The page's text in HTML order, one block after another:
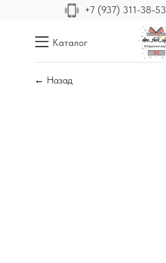
+7 (937) 311-38-53
Каталог
← Назад